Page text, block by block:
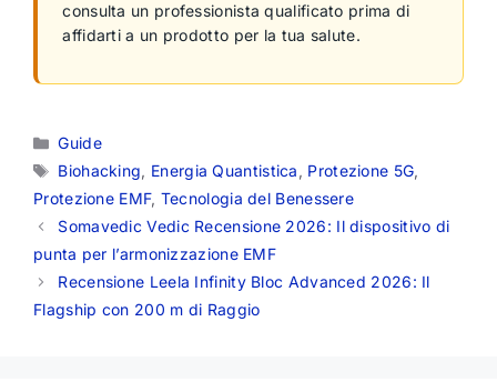
consulta un professionista qualificato prima di
affidarti a un prodotto per la tua salute.
Categorie
Guide
Tag
Biohacking, Energia Quantistica , Protezione 5G,
Protezione EMF, Tecnologia del Benessere
Somavedic Vedic Recensione 2026: Il dispositivo di
punta per l’armonizzazione EMF
Recensione Leela Infinity Bloc Advanced 2026: Il
Flagship con 200 m di Raggio